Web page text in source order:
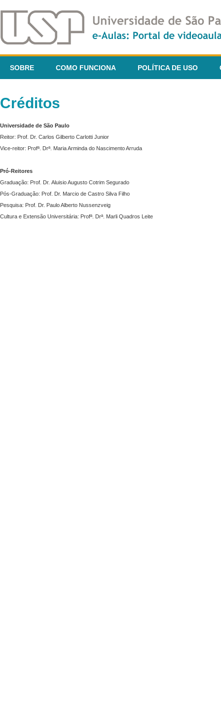
SOBRE COMO FUNCIONA POLÍTICA DE USO
Créditos
Universidade de São Paulo
Reitor: Prof. Dr. Carlos Gilberto Carlotti Junior
Vice-reitor: Profª. Drª. Maria Arminda do Nascimento Arruda
Pró-Reitores
Graduação: Prof. Dr. Aluisio Augusto Cotrim Segurado
Pós-Graduação: Prof. Dr. Marcio de Castro Silva Filho
Pesquisa: Prof. Dr. Paulo Alberto Nussenzveig
Cultura e Extensão Universitária: Profª. Drª. Marli Quadros Leite